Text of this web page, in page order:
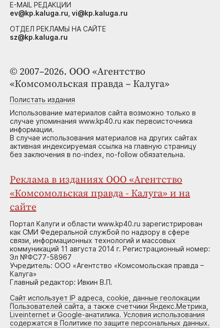
© 2007–2026. ООО «Агентство
«Комсомольская правда – Калуга»
Полистать издания
Использование материалов сайта возможно только в
случае упоминания www.kp40.ru как первоисточника
информации.
В случае использования материалов на других сайтах
активная индексируемая ссылка на главную страницу
без заключения в no-index, no-follow обязательна.
Реклама в изданиях ООО «Агентство
«Комсомольская правда - Калуга» и на
сайте
Портал Калуги и области www.kp40.ru зарегистрирован
как СМИ Федеральной службой по надзору в сфере
связи, информационных технологий и массовых
коммуникаций 11 августа 2014 г. Регистрационный номер:
Эл №ФС77-58967
Учредитель: ООО «Агентство «Комсомольская правда –
Калуга»
Главный редактор: Ивкин В.П.
Сайт использует IP адреса, cookie, данные геолокации
Пользователей сайта, а также счетчики Яндекс.Метрика,
Liveinternet и Google-анатилика. Условия использования
содержатся в Политике по защите персональных данных.
E-MAIL РЕДАКЦИИ
ev@kp.kaluga.ru, vi@kp.kaluga.ru
ОТДЕЛ РЕКЛАМЫ НА САЙТЕ
sz@kp.kaluga.ru